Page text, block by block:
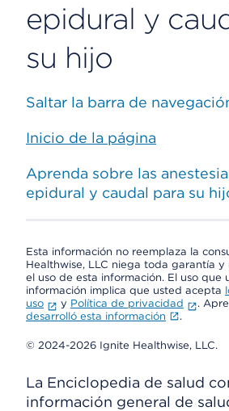
epidural y
su hijo
Saltar la barra de
Inicio de la página
Aprenda sobre las
epidural y caudal para su
Esta información no reemplaza la
Healthwise, LLC niega toda garantía
el uso de esta información. El uso que
información implica que usted acepta
uso
y Política de privacidad .
desarrolló esta información
.
© 2024-2026 Ignite Healthwise, LLC.
La Enciclopedia de salud
información general de